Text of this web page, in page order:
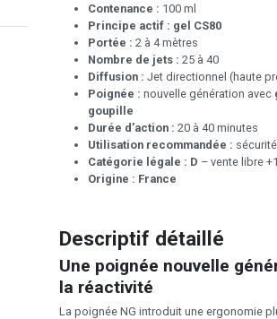
Contenance : 100 ml
Principe actif : gel CS80
Portée : 2 à 4 mètres
Nombre de jets : 25 à 40
Diffusion : Jet directionnel (haute
Poignée : nouvelle génération avec
goupille
Durée d’action : 20 à 40 minutes
Utilisation recommandée :
Catégorie légale : D – vente libre
Origine : France
Descriptif détaillé
Une poignée nouvelle
la réactivité
La poignée NG introduit une ergonomie